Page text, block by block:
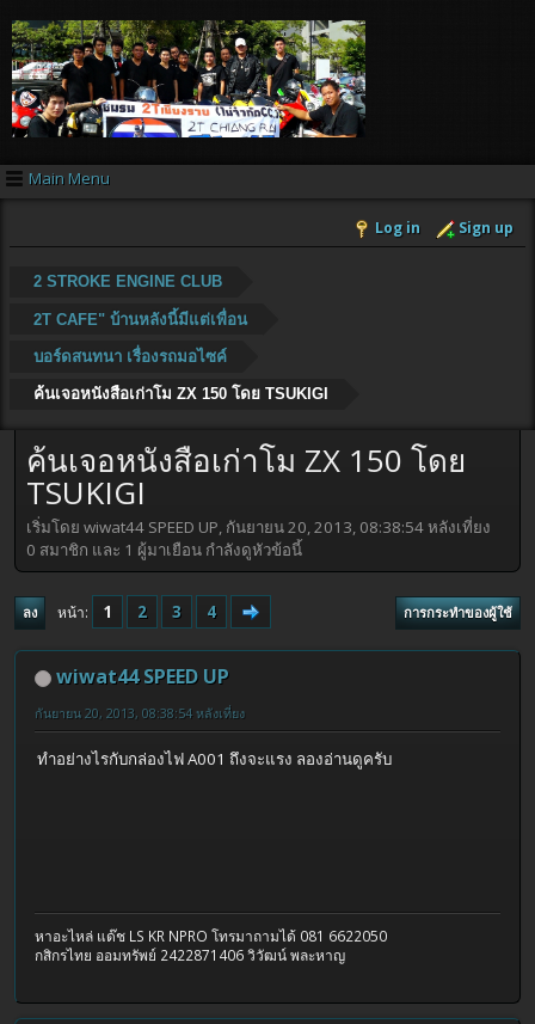
Main Menu
Log in Sign up
2 STROKE ENGINE CLUB
2T CAFE" บ้านหลังนี้มีแต่เพื่อน
บอร์ดสนทนา เรื่องรถมอไซค์
ค้นเจอหนังสือเก่าโม ZX 150 โดย TSUKIGI
ค้นเจอหนังสือเก่าโม ZX 150 โดย
TSUKIGI
เริ่มโดย wiwat44 SPEED UP, กันยายน 20, 2013, 08:38:54 หลังเที่ยง
0 สมาชิก และ 1 ผู้มาเยือน กำลังดูหัวข้อนี้
ลง หน้า 1 2 3 4 การกระทำของผู้ใช้
wiwat44 SPEED UP
กันยายน 20, 2013, 08:38:54 หลังเที่ยง
ทำอย่างไรกับกล่องไฟ A001 ถึงจะแรง ลองอ่านดูครับ
หาอะไหล่ แด๊ช LS KR NPRO โทรมาถามได้ 081 6622050
กสิกรไทย ออมทรัพย์ 2422871406 วิวัฒน์ พละหาญ